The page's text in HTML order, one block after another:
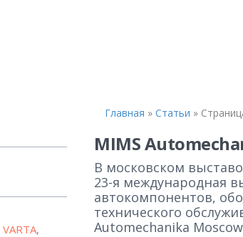
VARTA,
Главная » Статьи »
MIMS
В московском
23-я международная
автокомпонентов,
технического
Automechanika Moscow